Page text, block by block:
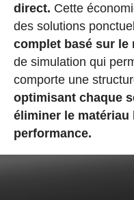
direct. Cette
des solutions
complet basé sur le
de simulation qui
comporte une
optimisant chaque
éliminer le matériau
performance.